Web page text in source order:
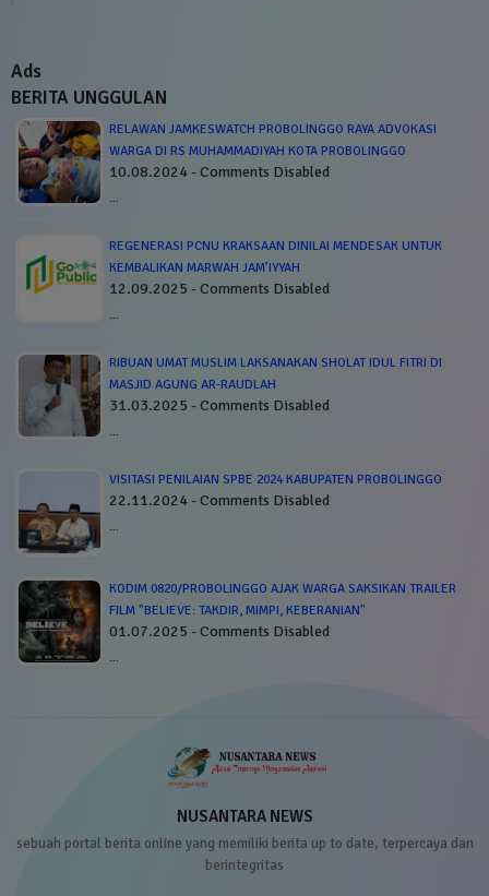
Ads
BERITA UNGGULAN
RELAWAN JAMKESWATCH PROBOLINGGO RAYA ADVOKASI
WARGA DI RS MUHAMMADIYAH KOTA PROBOLINGGO
10.08.2024 - Comments Disabled
…
REGENERASI PCNU KRAKSAAN DINILAI MENDESAK UNTUK
KEMBALIKAN MARWAH JAM’IYYAH
12.09.2025 - Comments Disabled
…
RIBUAN UMAT MUSLIM LAKSANAKAN SHOLAT IDUL FITRI DI
MASJID AGUNG AR-RAUDLAH
31.03.2025 - Comments Disabled
…
VISITASI PENILAIAN SPBE 2024 KABUPATEN PROBOLINGGO
22.11.2024 - Comments Disabled
…
KODIM 0820/PROBOLINGGO AJAK WARGA SAKSIKAN TRAILER
FILM "BELIEVE: TAKDIR, MIMPI, KEBERANIAN"
01.07.2025 - Comments Disabled
…
NUSANTARA NEWS
sebuah portal berita online yang memiliki berita up to date, terpercaya dan
berintegritas